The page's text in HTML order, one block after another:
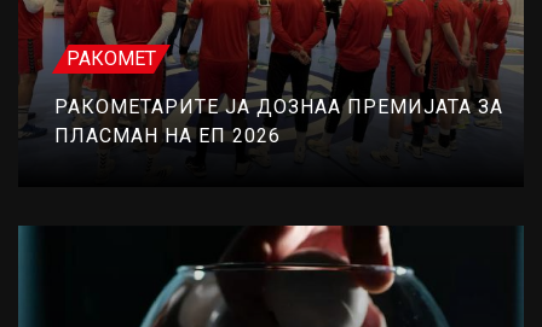
РАКОМЕТ
РАКОМЕТАРИТЕ ЈА ДОЗНАА ПРЕМИЈАТА ЗА
ПЛАСМАН НА ЕП 2026